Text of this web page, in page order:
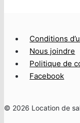
Conditions
Nous joindre
Politique de
Facebook
© 2026 Location de